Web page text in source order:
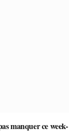
manquer ce week-